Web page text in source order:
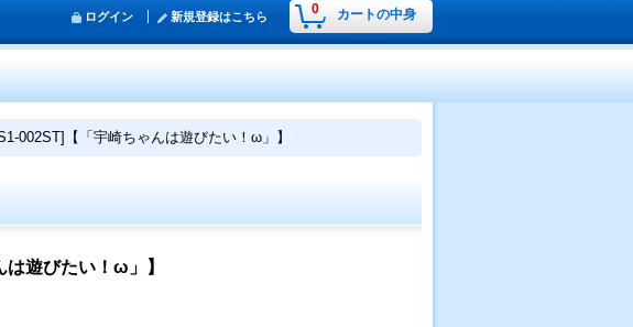
0 カートの中身
ログイン 新規登録はこちら
002ST]【「宇崎ちゃんは遊びたい！ω」】
遊びたい！ω」】